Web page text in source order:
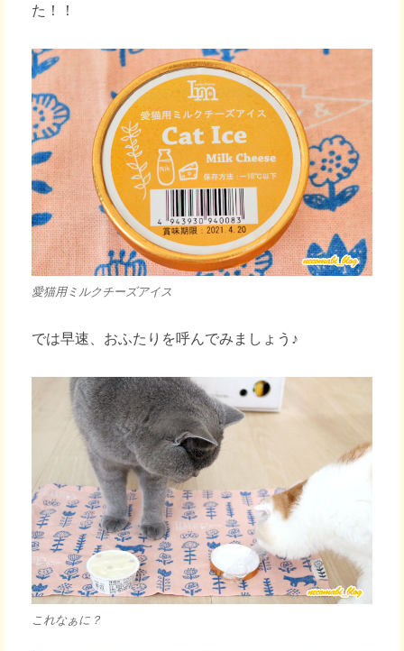
た！！
愛猫用ミルクチーズアイス
では早速、おふたりを呼んでみましょう♪
これなぁに？